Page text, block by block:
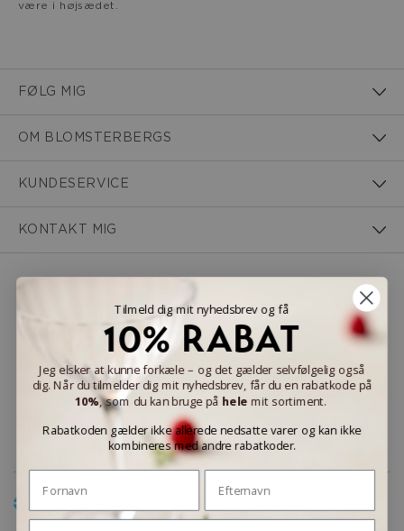
være i højsædet.
FØLG MIG
OM BLOMSTERBERGS
KUNDESERVICE
KONTAKT MIG
LEVERINGSMULIGHEDER
Tilmeld dig mit nyhedsbrev og få
10% RABAT
Jeg elsker at kunne forkæle – og det gælder selvfølgelig også
dig. Når du tilmelder dig mit nyhedsbrev, får du en rabatkode på
10%, som du kan bruge på hele mit sortiment.
Rabatkoden gælder ikke allerede nedsatte varer og kan ikke
kombineres med andre rabatkoder.